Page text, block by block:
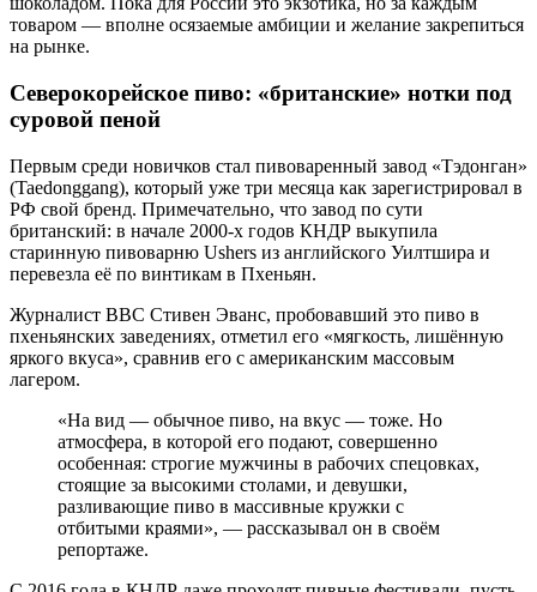
товаром — вполне осязаемые амбиции и желание закрепиться
на рынке.
Северокорейское пиво: «британские» нотки под
суровой пеной
Первым среди новичков стал пивоваренный завод «Тэдонган»
(Taedonggang), который уже три месяца как зарегистрировал в
РФ свой бренд. Примечательно, что завод по сути
британский: в начале 2000-х годов КНДР выкупила
старинную пивоварню Ushers из английского Уилтшира и
перевезла её по винтикам в Пхеньян.
Журналист BBC Стивен Эванс, пробовавший это пиво в
пхеньянских заведениях, отметил его «мягкость, лишённую
яркого вкуса», сравнив его с американским массовым
лагером.
«На вид — обычное пиво, на вкус — тоже. Но
атмосфера, в которой его подают, совершенно
особенная: строгие мужчины в рабочих спецовках,
стоящие за высокими столами, и девушки,
разливающие пиво в массивные кружки с
отбитыми краями», — рассказывал он в своём
репортаже.